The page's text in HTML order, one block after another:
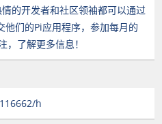
的开发者和社区领袖都可以通过
们的Pi应用程序，参加每月的
了解更多信息！
h